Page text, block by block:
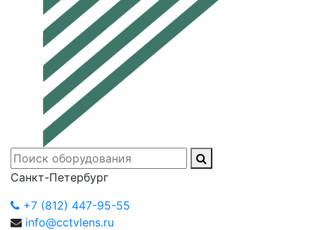
Санкт-Петербург
+7 (812) 447-95-55
info@cctvlens.ru